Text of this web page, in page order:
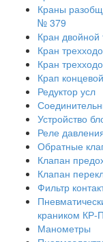
Краны
№ 379
Кран
Кран
Кран
Крап
Редуктор усл
Устройство
Реле
Обратные
Клапан
Клапан
Фильтр
краником КР-П
Манометры